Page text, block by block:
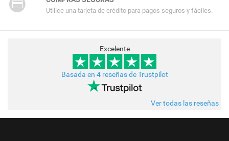
Utilice una tarjeta de crédito para pagos seguros y fáciles.
Excelente
Basada en 4 reseñas de Trustpilot
Ver todas las reseñas